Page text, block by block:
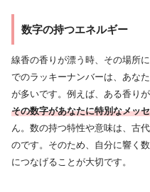
数字の持つエネルギー
線香の香りが漂う時、その場所
でのラッキーナンバーは、あな
が多いです。例えば、ある香り
その数字があなたに特別なメッ
ん。数の持つ特性や意味は、古
のです。そのため、自分に響く
につなげることが大切です。